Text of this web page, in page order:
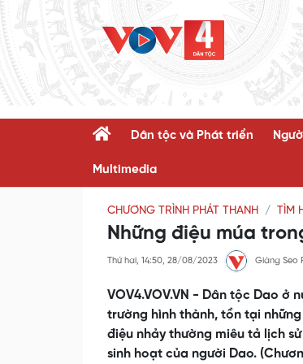
Dân tộc và Phát triển
Multimedia
CHƯƠNG TRÌNH PHÁT THANH TÌM
Những điệu múa
Thứ hai, 14:50, 28/08/2023 Giàng Seo
VOV4.VOV.VN - Dân tộc Dao
trường hình thành, tồn tại
điệu nhảy thường miêu tả lịch
sinh hoạt của người Dao.